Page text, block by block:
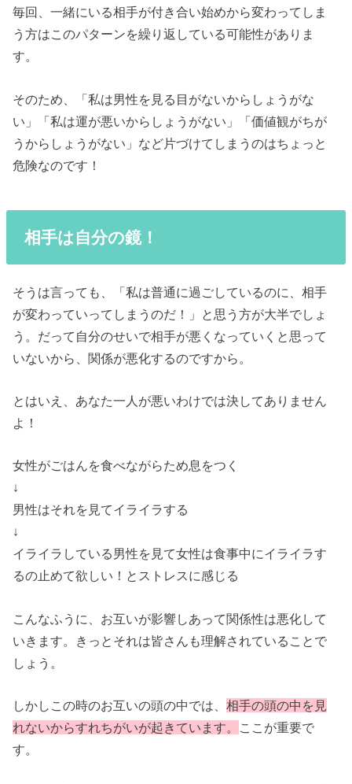
毎回、一緒にいる相手が付き合い始めから変わってしま
う方はこのパターンを繰り返している可能性がありま
す。
そのため、「私は男性を見る目がないからしょうがな
い」「私は運が悪いからしょうがない」「価値観がちが
うからしょうがない」など片づけてしまうのはちょっと
危険なのです！
相手は自分の鏡！
そうは言っても、「私は普通に過ごしているのに、相手
が変わっていってしまうのだ！」と思う方が大半でしょ
う。だって自分のせいで相手が悪くなっていくと思って
いないから、関係が悪化するのですから。
とはいえ、あなた一人が悪いわけでは決してありません
よ！
女性がごはんを食べながらため息をつく
↓
男性はそれを見てイライラする
↓
イライラしている男性を見て女性は食事中にイライラす
るの止めて欲しい！とストレスに感じる
こんなふうに、お互いが影響しあって関係性は悪化して
いきます。きっとそれは皆さんも理解されていることで
しょう。
しかしこの時のお互いの頭の中では、相手の頭の中を見
れないからすれちがいが起きています。 ここが重要で
す。